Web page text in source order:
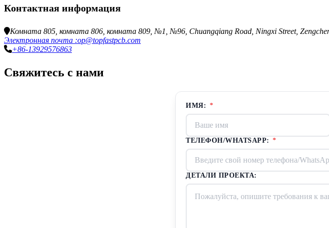
Контактная информация
Комната 805, комната 806, комната 809, №1, №96, Chuangqiang Road, Ningxi Street,
Электронная почта :op@topfastpcb.com
+86-13929576863
Свяжитесь с нами
ИМЯ: *
ТЕЛЕФОН/WHATSAPP: *
ДЕТАЛИ ПРОЕКТА: